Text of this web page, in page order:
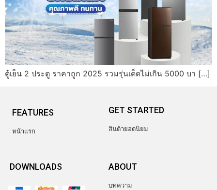
ตู้เย็น 2 ประตู ราคาถูก 2025 รวมรุ่นเด็ดไม่เกิน 5000 บา […]
FEATURES
หน้าแรก
GET STARTED
สินต้ายอดนิยม
DOWNLOADS ABOUT
บทความ